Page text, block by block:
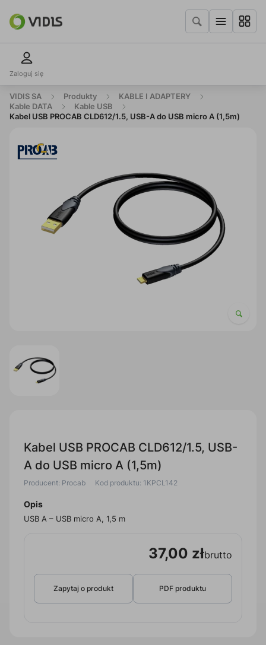
Zaloguj się
VIDIS SA Produkty
KABLE I ADAPTERY
Kable DATA
Kable USB
Kabel USB PROCAB CLD612/1.5, USB-A do USB micro A (1,5m)
Kabel USB PROCAB CLD612/1.5, USB-
A do USB micro A (1,5m)
Producent: Procab Kod produktu: 1KPCL142
Opis
USB A – USB micro A, 1,5 m
37,00 złbrutto
Zapytaj o produkt PDF produktu